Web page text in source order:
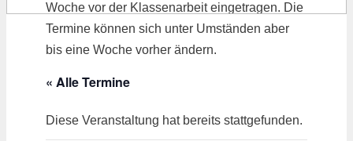
Woche vor der Klassenarbeit eingetragen. Die
Termine können sich unter Umständen aber
bis eine Woche vorher ändern.
« Alle Termine
Diese Veranstaltung hat bereits stattgefunden.